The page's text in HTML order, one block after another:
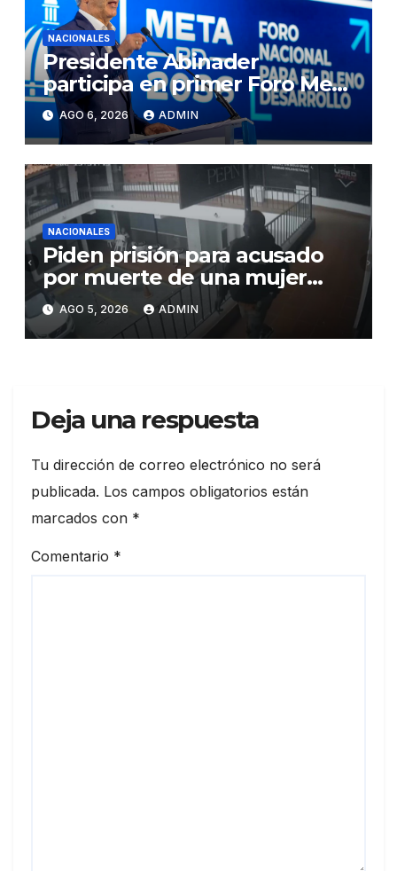
NACIONALES
Presidente Abinader
participa en primer Foro Meta
RD 2036 con miras a impulsar
el crecimiento económico,
fortalecer las instituciones y
elevar la productividad
AGO 6, 2026 ADMIN
NACIONALES
Piden prisión para acusado
por muerte de una mujer
durante intento de robo en
plaza comercial en Piantini
AGO 5, 2026 ADMIN
Deja una respuesta
Tu dirección de correo electrónico no será
publicada. Los campos obligatorios están
marcados con *
Comentario *